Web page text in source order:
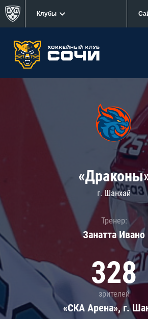
Клубы
г. Шанхай
Тренер:
Занатта Иванo
328
зрителей
«СКА Арена», г.